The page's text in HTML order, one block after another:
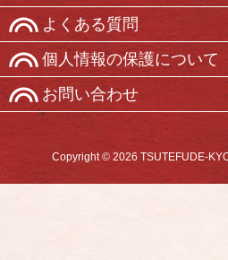
よくある質問
個人情報の保護について
お問い合わせ
Copyright © 2026 TSUTEFUDE-